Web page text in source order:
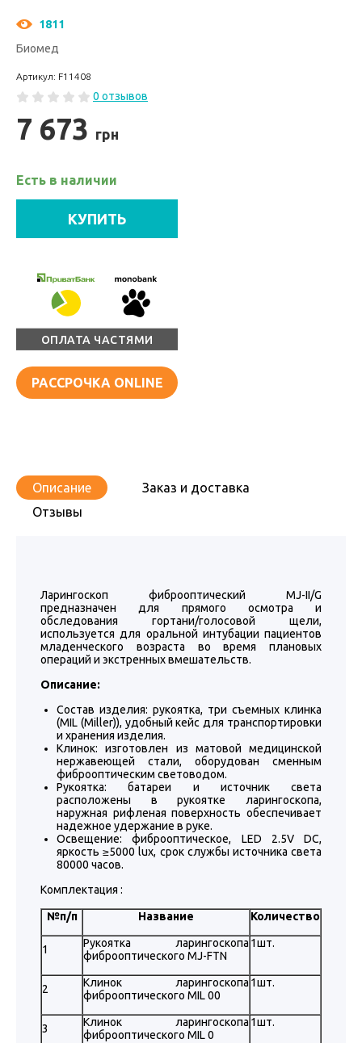
1811
Биомед
Артикул: F11408
0 отзывов
7 673 грн
Есть в наличии
КУПИТЬ
ОПЛАТА ЧАСТЯМИ
РАССРОЧКА ONLINE
Описание
Заказ и доставка
Отзывы
Ларингоскоп фиброоптический MJ-II/G
предназначен для прямого осмотра и
обследования гортани/голосовой щели,
используется для оральной интубации пациентов
младенческого возраста во время плановых
операций и экстренных вмешательств.
Описание:
Состав изделия: рукоятка, три съемных клинка
(MIL (Miller)), удобный кейс для транспортировки
и хранения изделия.
Клинок: изготовлен из матовой медицинской
нержавеющей стали, оборудован сменным
фиброоптическим световодом.
Рукоятка: батареи и источник света
расположены в рукоятке ларингоскопа,
наружная рифленая поверхность обеспечивает
надежное удержание в руке.
Освещение: фиброоптическое, LED 2.5V DC,
яркость ≥5000 lux, срок службы источника света
80000 часов.
Комплектация :
№п/п Название Количество
1
Рукоятка ларингоскопа
фиброоптического MJ-FTN
1шт.
2
Клинок ларингоскопа
фиброоптического MIL 00
1шт.
3
Клинок ларингоскопа
фиброоптического MIL 0
1шт.